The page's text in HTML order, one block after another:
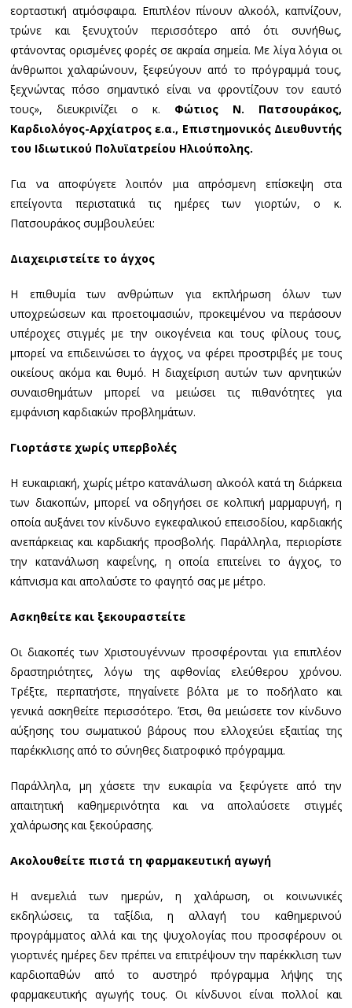
εορταστική ατμόσφαιρα. Επιπλέον πίνουν αλκοόλ, καπνίζουν,
τρώνε και ξενυχτούν περισσότερο από ότι συνήθως,
φτάνοντας ορισμένες φορές σε ακραία σημεία. Με λίγα λόγια οι
άνθρωποι χαλαρώνουν, ξεφεύγουν από το πρόγραμμά τους,
ξεχνώντας πόσο σημαντικό είναι να φροντίζουν τον εαυτό
τους», διευκρινίζει ο κ. Φώτιος Ν. Πατσουράκος,
Καρδιολόγος-Αρχίατρος ε.α., Επιστημονικός Διευθυντής
του Ιδιωτικού Πολυϊατρείου Ηλιούπολης.
Για να αποφύγετε λοιπόν μια απρόσμενη επίσκεψη στα
επείγοντα περιστατικά τις ημέρες των γιορτών, ο κ.
Πατσουράκος συμβουλεύει:
Διαχειριστείτε το άγχος
Η επιθυμία των ανθρώπων για εκπλήρωση όλων των
υποχρεώσεων και προετοιμασιών, προκειμένου να περάσουν
υπέροχες στιγμές με την οικογένεια και τους φίλους τους,
μπορεί να επιδεινώσει το άγχος, να φέρει προστριβές με τους
οικείους ακόμα και θυμό. Η διαχείριση αυτών των αρνητικών
συναισθημάτων μπορεί να μειώσει τις πιθανότητες για
εμφάνιση καρδιακών προβλημάτων.
Γιορτάστε χωρίς υπερβολές
Η ευκαιριακή, χωρίς μέτρο κατανάλωση αλκοόλ κατά τη διάρκεια
των διακοπών, μπορεί να οδηγήσει σε κολπική μαρμαρυγή, η
οποία αυξάνει τον κίνδυνο εγκεφαλικού επεισοδίου, καρδιακής
ανεπάρκειας και καρδιακής προσβολής. Παράλληλα, περιορίστε
την κατανάλωση καφεΐνης, η οποία επιτείνει το άγχος, το
κάπνισμα και απολαύστε το φαγητό σας με μέτρο.
Ασκηθείτε και ξεκουραστείτε
Οι διακοπές των Χριστουγέννων προσφέρονται για επιπλέον
δραστηριότητες, λόγω της αφθονίας ελεύθερου χρόνου.
Τρέξτε, περπατήστε, πηγαίνετε βόλτα με το ποδήλατο και
γενικά ασκηθείτε περισσότερο. Έτσι, θα μειώσετε τον κίνδυνο
αύξησης του σωματικού βάρους που ελλοχεύει εξαιτίας της
παρέκκλισης από το σύνηθες διατροφικό πρόγραμμα.
Παράλληλα, μη χάσετε την ευκαιρία να ξεφύγετε από την
απαιτητική καθημερινότητα και να απολαύσετε στιγμές
χαλάρωσης και ξεκούρασης.
Ακολουθείτε πιστά τη φαρμακευτική αγωγή
Η ανεμελιά των ημερών, η χαλάρωση, οι κοινωνικές
εκδηλώσεις, τα ταξίδια, η αλλαγή του καθημερινού
προγράμματος αλλά και της ψυχολογίας που προσφέρουν οι
γιορτινές ημέρες δεν πρέπει να επιτρέψουν την παρέκκλιση των
καρδιοπαθών από το αυστηρό πρόγραμμα λήψης της
φαρμακευτικής αγωγής τους. Οι κίνδυνοι είναι πολλοί και